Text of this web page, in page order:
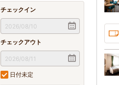
チェックイン
チェックアウト
日付未定